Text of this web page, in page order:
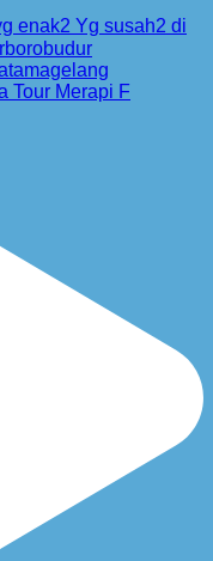
Tour Merapi F